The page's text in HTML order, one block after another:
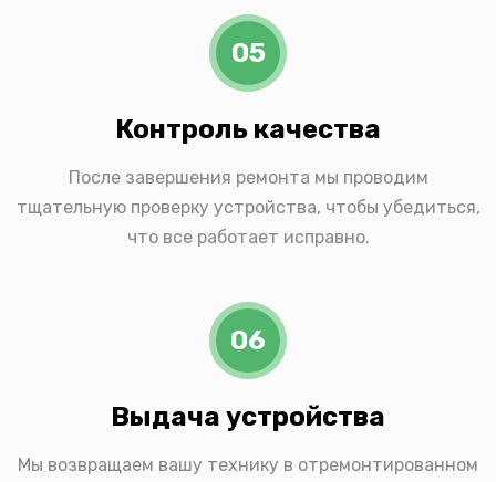
05
Контроль качества
После завершения ремонта мы проводим
тщательную проверку устройства, чтобы убедиться,
что все работает исправно.
06
Выдача устройства
Мы возвращаем вашу технику в отремонтированном